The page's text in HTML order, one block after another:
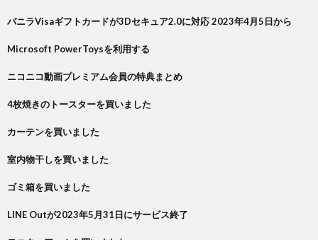
バニラVisaギフトカードが3Dセキュア2.0に対応 2023年4月5日から
Microsoft PowerToysを利用する
ニコニコ動画プレミアム会員の特典まとめ
4枚焼きのトースターを買いました
カーテンを買いました
室内物干しを買いました
ゴミ箱を買いました
LINE Outが2023年5月31日にサービス終了